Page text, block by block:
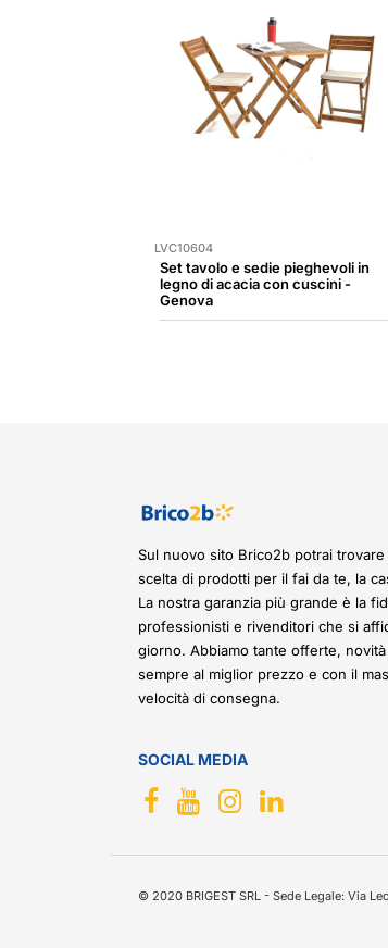
LVC10604
Set tavolo e sedie pieghevoli in
legno di acacia con cuscini -
Genova
Sul nuovo sito Brico2b potrai trovare
scelta di prodotti per il fai da te, la
La nostra garanzia più grande è la
professionisti e rivenditori che si
giorno. Abbiamo tante offerte,
sempre al miglior prezzo e con il
velocità di consegna.
SOCIAL MEDIA
© 2020 BRIGEST SRL - Sede Legale: Via